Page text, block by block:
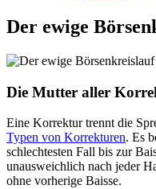
Der ewige
Die Mutter aller
Eine Korrektur trennt die
Typen von Korrekturen. Es
schlechtesten Fall bis zur
unausweichlich nach jeder
ohne vorherige Baisse.